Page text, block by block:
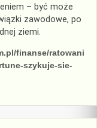
– być może
zawodowe, po
ziemi.
finanse/ratowani
szykuje-sie-